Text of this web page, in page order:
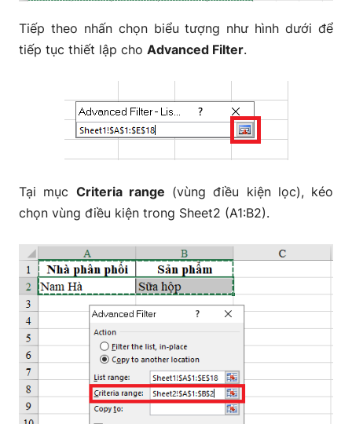
Tiếp theo nhấn chọn biểu tượng như hình dưới để
tiếp tục thiết lập cho Advanced Filter.
Tại mục Criteria range (vùng điều kiện lọc), kéo
chọn vùng điều kiện trong Sheet2 (A1:B2).